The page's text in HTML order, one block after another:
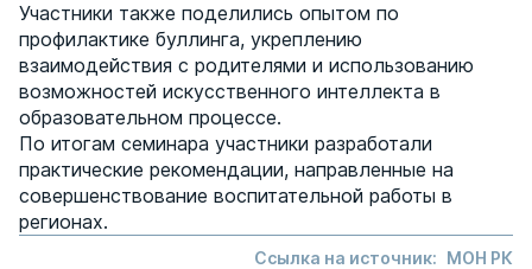
Участники также поделились опытом по
профилактике буллинга, укреплению
взаимодействия с родителями и использованию
возможностей искусственного интеллекта в
образовательном процессе.
По итогам семинара участники разработали
практические рекомендации, направленные на
совершенствование воспитательной работы в
регионах.
Ссылка на источник: МОН РК